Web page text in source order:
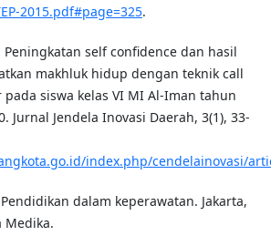
2015.pdf#page=325.
Peningkatan self confidence dan hasil
makhluk hidup dengan teknik call
siswa kelas VI MI Al-Iman tahun
Jurnal Jendela Inovasi Daerah, 3(1), 33-
index.php/cendelainovasi/
dalam keperawatan. Jakarta,
Medika.